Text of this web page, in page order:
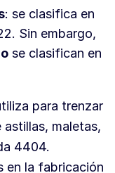
: se clasifica en
Sin embargo,
se clasifican en
para trenzar
maletas,
4404.
en la fabricación